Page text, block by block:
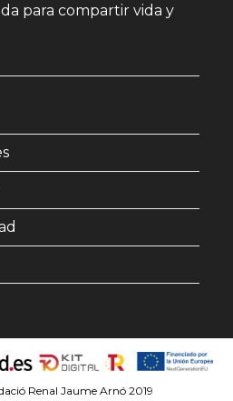
para compartir vida y
Renal Jaume Arnó 2019